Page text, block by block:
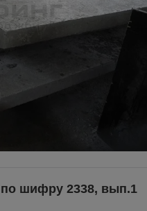
по шифру 2338, вып.1